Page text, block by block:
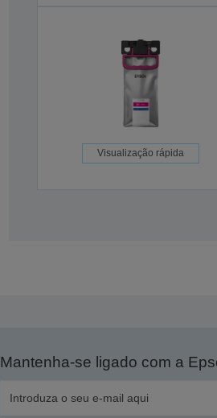
Visualização rápida
Mantenha-se ligado com a